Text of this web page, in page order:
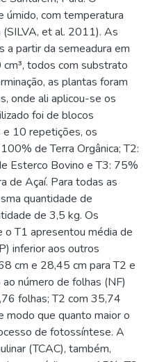
úmido, com temperatura
et al. 2011). As
a partir da semeadura em
todos com substrato
as plantas foram
onde ali aplicou-se os
foi de blocos
10 repetições, os
de Terra Orgânica; T2:
Esterco Bovino e T3: 75%
de Açaí. Para todas as
quantidade de
de 3,5 kg. Os
T1 apresentou média de
inferior aos outros
cm e 28,45 cm para T2 e
número de folhas (NF)
folhas; T2 com 35,74
modo que quanto maior o
de fotossíntese. A
(TCAC), também,